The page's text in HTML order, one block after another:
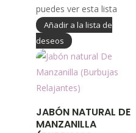
puedes ver esta lista
Añadir a la lista de
deseos
JABÓN NATURAL DE
MANZANILLA